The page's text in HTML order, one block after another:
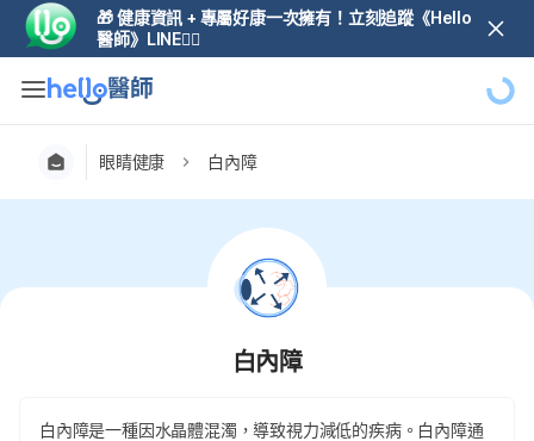
🎁 健康資訊 + 專屬好康一次擁有！立刻追蹤《Hello
醫師》LINE👆🏼
眼睛健康 白內障
白內障
白內障是一種因水晶體混濁，導致視力減低的疾病。白內障通